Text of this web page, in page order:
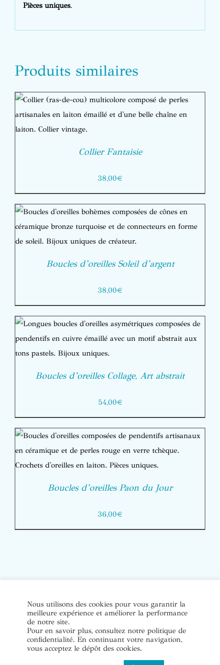
Pièces uniques.
Produits similaires
Collier Fantaisie
38,00€
Boucles d’oreilles Soleil d’argent
38,00€
Boucles d’oreilles Collage, Art abstrait
54,00€
Boucles d’oreilles Paon du Jour
36,00€
© Copyright Bijoux de soi 2020-2022. Tous droits réservés. |
Conditions Générales de Vente|Mentions légales et politique
de confidentialité
Nous utilisons des cookies pour vous garantir la
meilleure expérience et améliorer la performance
de notre site.
Pour en savoir plus, consultez notre politique de
confidentialité. En continuant votre navigation,
vous acceptez le dépôt des cookies.